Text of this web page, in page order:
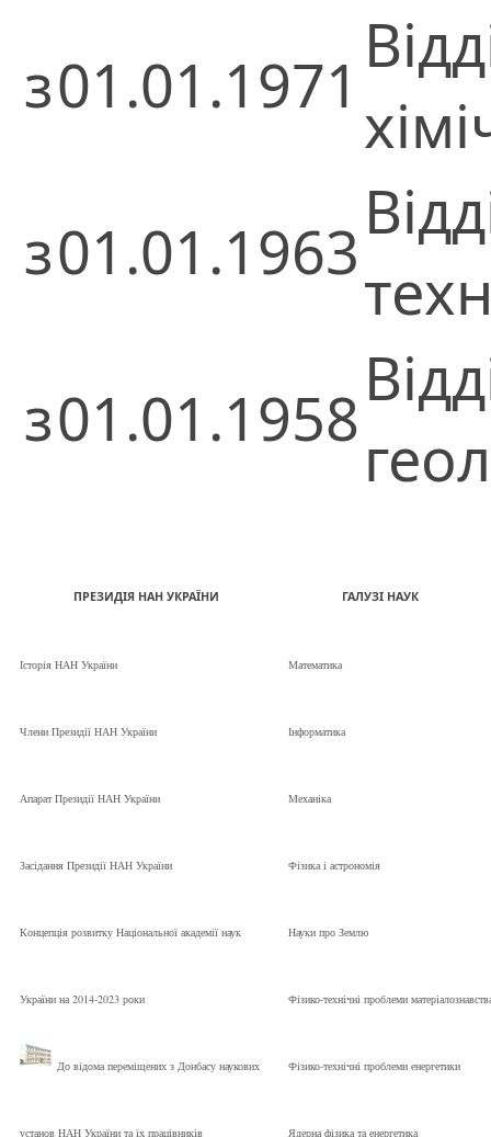
з01.01.1971
з01.01.1963
з01.01.1958
ПРЕЗИДІЯ НАН УКРАЇНИ
Історія НАН України
Члени Президії НАН України
Апарат Президії НАН України
Засідання Президії НАН України
Концепція розвитку Національної академії наук
України на 2014-2023 роки
До відома переміщених з Донбасу наукових
установ НАН України та їх працівників
ГАЛУЗІ НАУК
Математика
Інформатика
Механіка
Фізика і астрономія
Науки про Землю
Фізико-технічні проблеми
Фізико-технічні проблеми енергетики
Ядерна фізика та енергетика